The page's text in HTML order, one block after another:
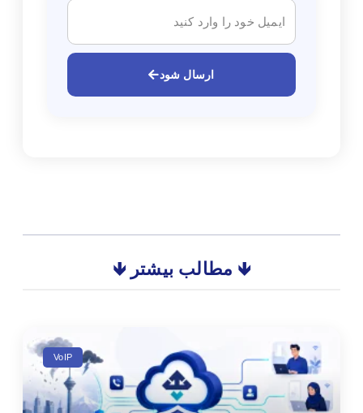
ارسال شود
🡻 مطالب بیشتر 🡻
VoIP